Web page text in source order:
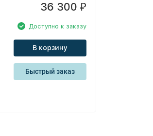
36 300 ₽
Доступно к заказу
В корзину
Быстрый заказ